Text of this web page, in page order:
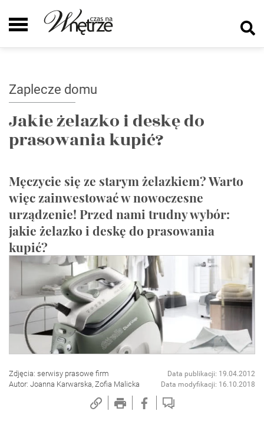
Zaplecze domu
Jakie żelazko i deskę do
prasowania kupić?
Męczycie się ze starym żelazkiem? Warto
więc zainwestować w nowoczesne
urządzenie! Przed nami trudny wybór:
jakie żelazko i deskę do prasowania
kupić?
Zdjęcia: serwisy prasowe firm
Autor: Joanna Karwarska, Zofia Malicka
Data publikacji: 19.04.2012
Data modyfikacji: 16.10.2018